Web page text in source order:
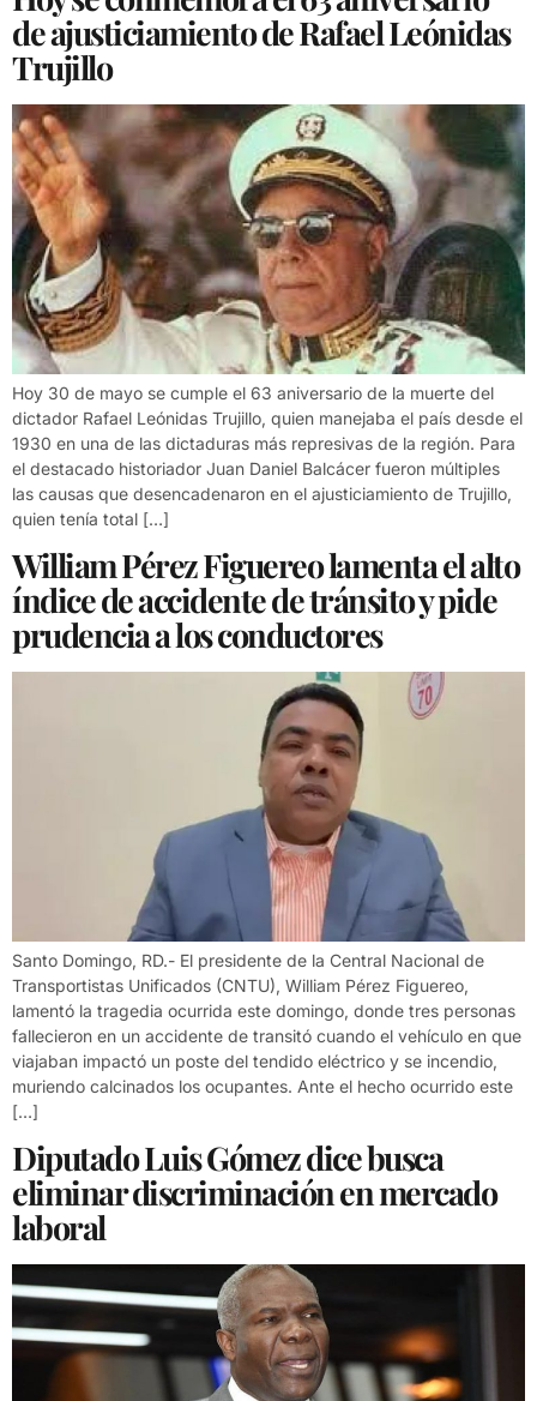
de ajusticiamiento de Rafael Leónidas
Trujillo
Hoy 30 de mayo se cumple el 63 aniversario de la muerte del
dictador Rafael Leónidas Trujillo, quien manejaba el país desde el
1930 en una de las dictaduras más represivas de la región. Para
el destacado historiador Juan Daniel Balcácer fueron múltiples
las causas que desencadenaron en el ajusticiamiento de Trujillo,
quien tenía total […]
William Pérez Figuereo lamenta el alto
índice de accidente de tránsito y pide
prudencia a los conductores
Santo Domingo, RD.- El presidente de la Central Nacional de
Transportistas Unificados (CNTU), William Pérez Figuereo,
lamentó la tragedia ocurrida este domingo, donde tres personas
fallecieron en un accidente de transitó cuando el vehículo en que
viajaban impactó un poste del tendido eléctrico y se incendio,
muriendo calcinados los ocupantes. Ante el hecho ocurrido este
[…]
Diputado Luis Gómez dice busca
eliminar discriminación en mercado
laboral